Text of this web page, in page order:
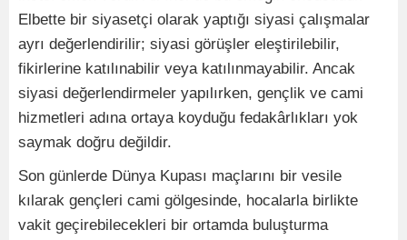
Elbette bir siyasetçi olarak yaptığı siyasi çalışmalar
ayrı değerlendirilir; siyasi görüşler eleştirilebilir,
fikirlerine katılınabilir veya katılınmayabilir. Ancak
siyasi değerlendirmeler yapılırken, gençlik ve cami
hizmetleri adına ortaya koyduğu fedakârlıkları yok
saymak doğru değildir.
Son günlerde Dünya Kupası maçlarını bir vesile
kılarak gençleri cami gölgesinde, hocalarla birlikte
vakit geçirebilecekleri bir ortamda buluşturma